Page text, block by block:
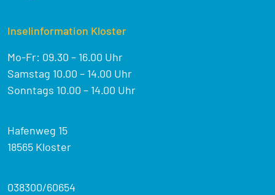
Inselinformation Kloster
Mo-Fr: 09.30 – 16.00 Uhr
Samstag 10.00 – 14.00 Uhr
Sonntags 10.00 – 14.00 Uhr
Hafenweg 15
18565 Kloster
038300/60654